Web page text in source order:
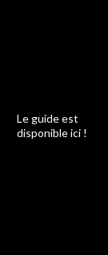
Le guide est
disponible ici !